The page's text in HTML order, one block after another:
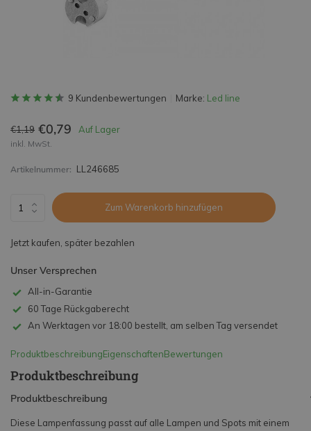
9 Kundenbewertungen Marke: Led line
€1,19 €0,79 Auf Lager
inkl. MwSt.
Artikelnummer: LL246685
Zum Warenkorb hinzufügen
Jetzt kaufen, später bezahlen
Unser Versprechen
All-in-Garantie
60 Tage Rückgaberecht
An Werktagen vor 18:00 bestellt, am selben Tag versendet
ProduktbeschreibungEigenschaftenBewertungen
Produktbeschreibung
Produktbeschreibung
Diese Lampenfassung passt auf alle Lampen und Spots mit einem